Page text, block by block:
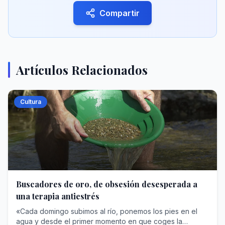
Compartir
Artículos Relacionados
Cultura
Buscadores de oro, de obsesión desesperada a
una terapia antiestrés
«Cada domingo subimos al río, ponemos los pies en el
agua y desde el primer momento en que coges la